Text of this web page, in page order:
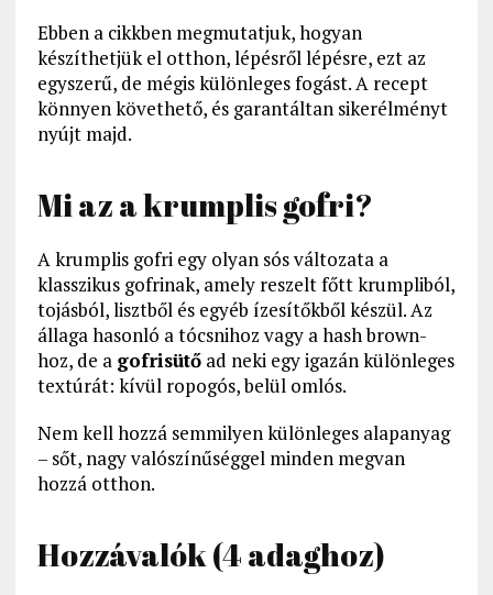
Ebben a cikkben megmutatjuk, hogyan
készíthetjük el otthon, lépésről lépésre, ezt az
egyszerű, de mégis különleges fogást. A recept
könnyen követhető, és garantáltan sikerélményt
nyújt majd.
Mi az a krumplis gofri?
A krumplis gofri egy olyan sós változata a
klasszikus gofrinak, amely reszelt főtt krumpliból,
tojásból, lisztből és egyéb ízesítőkből készül. Az
állaga hasonló a tócsnihoz vagy a hash brown-
hoz, de a gofrisütőad neki egy igazán különleges
textúrát: kívül ropogós, belül omlós.
Nem kell hozzá semmilyen különleges alapanyag
– sőt, nagy valószínűséggel minden megvan
hozzá otthon.
Hozzávalók (4 adaghoz)